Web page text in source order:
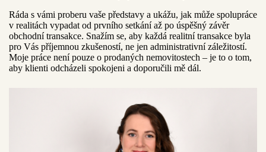
Ráda s vámi proberu vaše představy a ukážu, jak může spolupráce
v realitách vypadat od prvního setkání až po úspěšný závěr
obchodní transakce. Snažím se, aby každá realitní transakce byla
pro Vás příjemnou zkušeností, ne jen administrativní záležitostí.
Moje práce není pouze o prodaných nemovitostech – je to o tom,
aby klienti odcházeli spokojeni a doporučili mě dál.